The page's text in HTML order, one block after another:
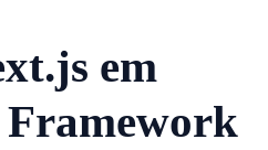
em